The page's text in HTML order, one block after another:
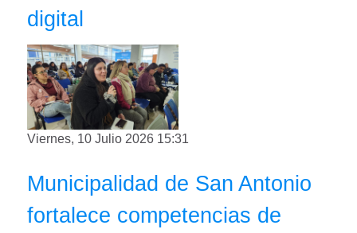
digital
Viernes, 10 Julio 2026 15:31
Municipalidad de San Antonio
fortalece competencias de